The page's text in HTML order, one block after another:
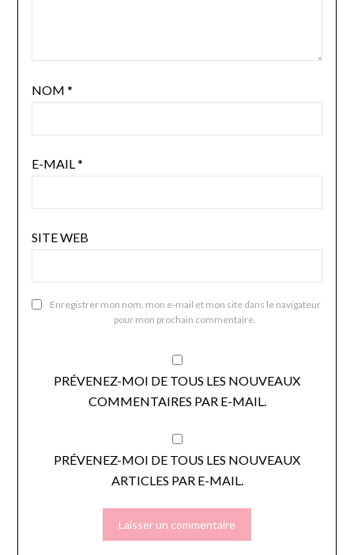
NOM *
E-MAIL*
SITE WEB
Enregistrer mon nom, mon e-mail et mon site dans le navigateur
pour mon prochain commentaire.
PRÉVENEZ-MOI DE TOUS LES NOUVEAUX
COMMENTAIRES PAR E-MAIL.
PRÉVENEZ-MOI DE TOUS LES NOUVEAUX
ARTICLES PAR E-MAIL.